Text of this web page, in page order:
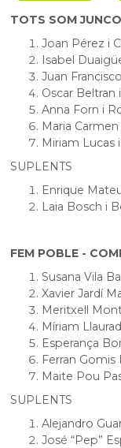
TOTS SOM
Joan Pérez i
Isabel
Juan
Oscar Beltran
Anna Forn i
Maria
Miriam Lucas
SUPLENTS
Enrique
Laia Bosch i
FEM POBLE -
Susana Vila
Xavier Jardí
Meritxell
Míriam
Esperança
Ferran Gomis
Maite Pou
SUPLENTS
Alejandro
José “Pep”